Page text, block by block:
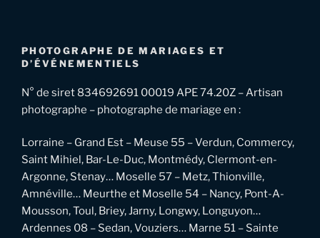
PHOTOGRAPHE DE MARIAGES ET
D’ÉVÉNEMENTIELS
N° de siret 834692691 00019 APE 74.20Z – Artisan
photographe – photographe de mariage en :
Lorraine – Grand Est – Meuse 55 – Verdun, Commercy,
Saint Mihiel, Bar-Le-Duc, Montmédy, Clermont-en-
Argonne, Stenay… Moselle 57 – Metz, Thionville,
Amnéville… Meurthe et Moselle 54 – Nancy, Pont-A-
Mousson, Toul, Briey, Jarny, Longwy, Longuyon…
Ardennes 08 – Sedan, Vouziers… Marne 51 – Sainte